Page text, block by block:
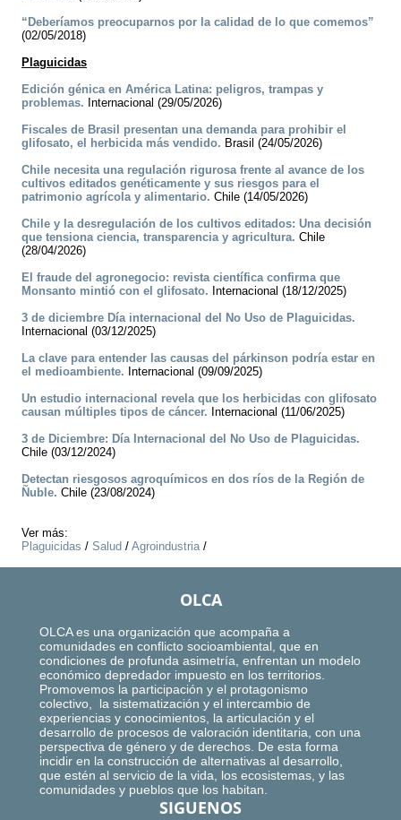
“Deberíamos preocuparnos por la calidad de lo que comemos”
(02/05/2018)
Plaguicidas
Edición génica en América Latina: peligros, trampas y
problemas. Internacional (29/05/2026)
Fiscales de Brasil presentan una demanda para prohibir el
glifosato, el herbicida más vendido. Brasil (24/05/2026)
Chile necesita una regulación rigurosa frente al avance de los
cultivos editados genéticamente y sus riesgos para el
patrimonio agrícola y alimentario. Chile (14/05/2026)
Chile y la desregulación de los cultivos editados: Una decisión
que tensiona ciencia, transparencia y agricultura. Chile
(28/04/2026)
El fraude del agronegocio: revista científica confirma que
Monsanto mintió con el glifosato. Internacional (18/12/2025)
3 de diciembre Día internacional del No Uso de Plaguicidas.
Internacional (03/12/2025)
La clave para entender las causas del párkinson podría estar en
el medioambiente. Internacional (09/09/2025)
Un estudio internacional revela que los herbicidas con glifosato
causan múltiples tipos de cáncer. Internacional (11/06/2025)
3 de Diciembre: Día Internacional del No Uso de Plaguicidas.
Chile (03/12/2024)
Detectan riesgosos agroquímicos en dos ríos de la Región de
Ñuble. Chile (23/08/2024)
Ver más:
Plaguicidas / Salud / Agroindustria/
OLCA
OLCA es una organización que acompaña a
comunidades en conflicto socioambiental, que en
condiciones de profunda asimetría, enfrentan un modelo
económico depredador impuesto en los territorios.
Promovemos la participación y el protagonismo
colectivo, la sistematización y el intercambio de
experiencias y conocimientos, la articulación y el
desarrollo de procesos de valoración identitaria, con una
perspectiva de género y de derechos. De esta forma
incidir en la construcción de alternativas al desarrollo,
que estén al servicio de la vida, los ecosistemas, y las
comunidades y pueblos que los habitan.
SIGUENOS